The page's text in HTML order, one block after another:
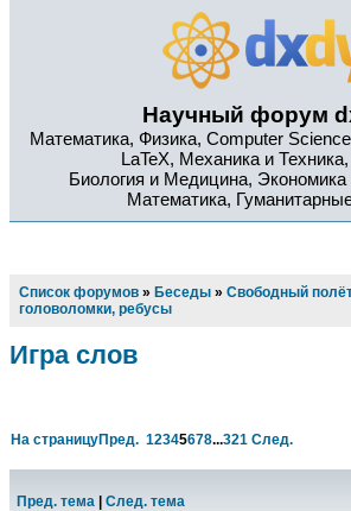
Научный форум
Математика, Физика, Computer
LaTeX, Механика и
Биология и Медицина, Экономика
Математика,
Список форумов » Беседы » Свободный
головоломки, ребусы
Игра слов
На страницуПред. 12345678...321 След.
Пред. тема
След. тема